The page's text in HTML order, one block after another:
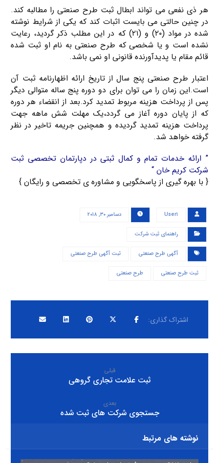
هر ذی نفعی می تواند ابطال ثبت طرح صنعتی را مطالبه کند.
در چنین حالتی می بایست اثبات کند که یکی از شرایط نوشته
شده در مواد (۲۰) و (۲۱) که در این مطلب ذکر گردید، رعایت
نشده است و یا شخصی که طرح صنعتی به نام او ثبت شده
قائم مقام یا پدیدآورنده قانونی او نمی باشد.
اعتبار طرح صنعتی پنج سال از تاریخ ارائه اظهارنامه ثبت آن
است.این زمان را می توان برای دو دوره پنج ساله متوالی دیگر
پس از پرداخت هزینه مربوط تمدید کرد.بعد از انقضاء هر دوره
که از پایان دوره آغاز می گردد،یک مهلت شش ماهه جهت
پرداخت هزینه تمدید گردیده و همچنین جریمه تاخیر در نظر
گرفته خواهد شد.
” ارائه خدمات تمام و کمال ثبتی در دپارتمان تخصصی ثبت
شرکت کریم خان “
{ با بهره گیری از پاسخگویی و مشاوره ی تخصصی و رایگان }
User۱ دسامبر ۳۰, ۲۰۱۸
راهنمای ثبت شرکت
آگهی طرح صنعتی ثبت آگهی طرح صنعتی
ثبت طرح صنعتی طرح صنعتی
قبلی
ثبت علامت تجاری گروهی
بعدی
جستجوی شرکت های ثبت شده
نوشته های مرتبط